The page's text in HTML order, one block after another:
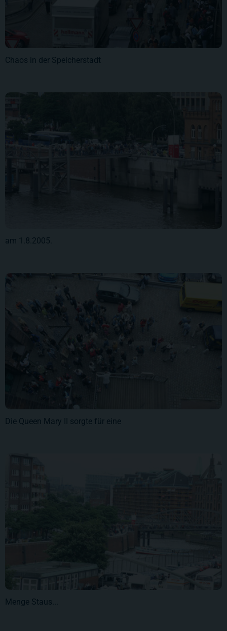
Chaos in der Speicherstadt
am 1.8.2005.
Die Queen Mary II sorgte für eine
Menge Staus...